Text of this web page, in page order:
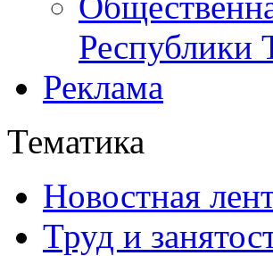
Республики
Реклама
Тематика
Новостная
Труд и